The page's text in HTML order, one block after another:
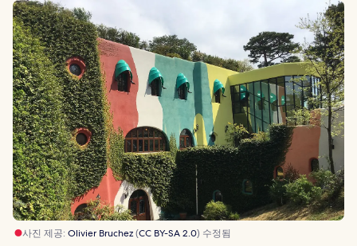
사진 제공: Olivier Bruchez(CC BY-SA 2.0) 수정됨